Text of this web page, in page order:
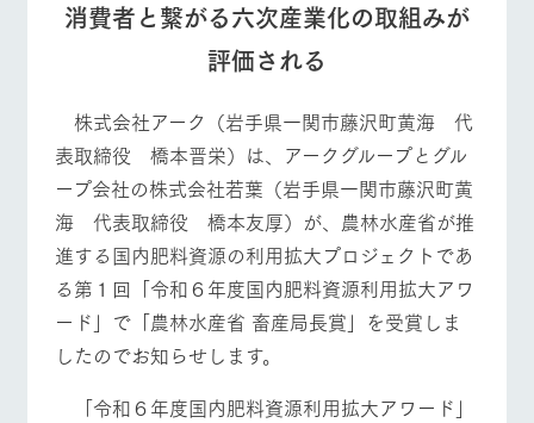
団体のお
お客様へ
お問い合
わせ・資
料請求
い、ビュッフェ
め、牧場産の逸
品を取り揃えた
店舗
周遊バス
牧場内を巡る周
遊バスのご案内
ネットショップ
個人情報取扱いについて
動物とふれあう アクティビティ/体験 ショップ/お買い物
牧場マップを見る 周遊バス
消費者と繋がる六次産業化の取組みが
評価される
株式会社アーク（岩手県一関市藤沢町黄海 代
表取締役 橋本晋栄）は、アークグループとグル
ープ会社の株式会社若葉（岩手県一関市藤沢町黄
海 代表取締役 橋本友厚）が、農林水産省が推
進する国内肥料資源の利用拡大プロジェクトであ
る第１回「令和６年度国内肥料資源利用拡大アワ
ード」で「農林水産省 畜産局長賞」を受賞しま
したのでお知らせします。
「令和６年度国内肥料資源利用拡大アワード」